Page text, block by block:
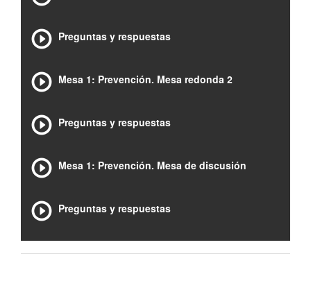
Preguntas y respuestas
Mesa 1: Prevención. Mesa redonda 2
Preguntas y respuestas
Mesa 1: Prevención. Mesa de discusión
Preguntas y respuestas